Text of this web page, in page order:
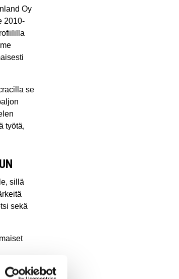
Oy
2010-
se
työtä,
sillä
sekä
koneita